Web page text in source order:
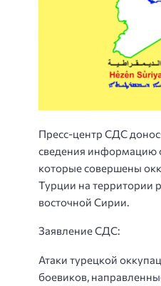
Пресс-центр СДС
сведения информацию
которые совершены
Турции на территории
восточной Сирии.
Заявление СДС:
Атаки турецкой
боевиков,